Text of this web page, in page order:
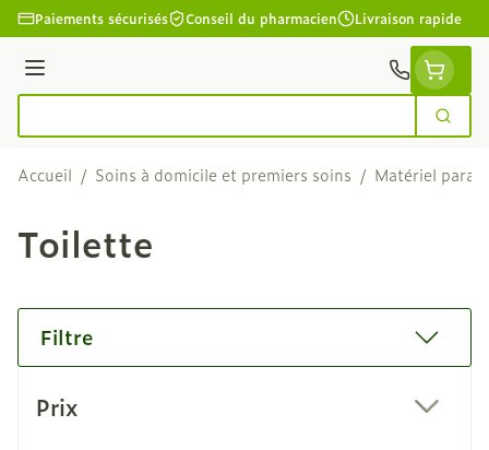
Aller au contenu
Paiements sécurisés Conseil du pharmacien Livraison rapide
Menu
Accueil / Soins à domicile et premiers soins / Matériel
Toilette
Filtre
Prix